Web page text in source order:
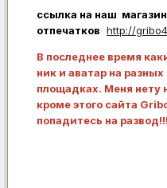
ссылка на наш
отпечатков http://
В последнее время
ник и аватар на
площадках. Меня нету
кроме этого сайта
попадитесь на развод!!!